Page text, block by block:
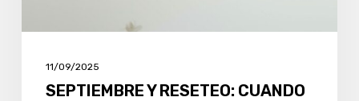
11/09/2025
SEPTIEMBRE Y RESETEO: CUANDO